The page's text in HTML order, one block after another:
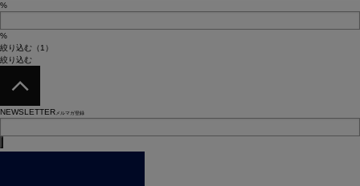
%
%
絞り込む（1）
絞り込む
NEWSLETTER メルマガ登録